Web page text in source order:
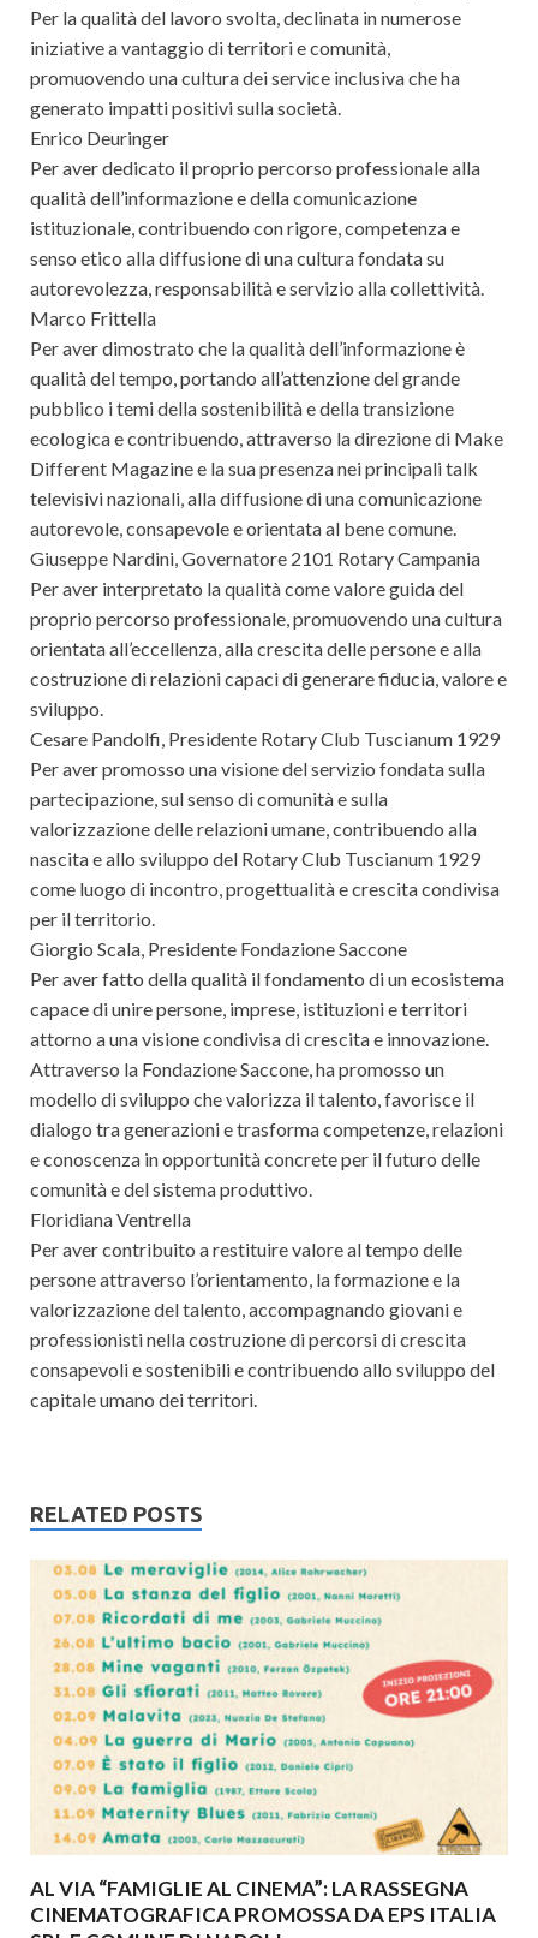
Per la qualità del lavoro svolta, declinata in numerose
iniziative a vantaggio di territori e comunità,
promuovendo una cultura dei service inclusiva che ha
generato impatti positivi sulla società.
Enrico Deuringer
Per aver dedicato il proprio percorso professionale alla
qualità dell’informazione e della comunicazione
istituzionale, contribuendo con rigore, competenza e
senso etico alla diffusione di una cultura fondata su
autorevolezza, responsabilità e servizio alla collettività.
Marco Frittella
Per aver dimostrato che la qualità dell’informazione è
qualità del tempo, portando all’attenzione del grande
pubblico i temi della sostenibilità e della transizione
ecologica e contribuendo, attraverso la direzione di Make
Different Magazine e la sua presenza nei principali talk
televisivi nazionali, alla diffusione di una comunicazione
autorevole, consapevole e orientata al bene comune.
Giuseppe Nardini, Governatore 2101 Rotary Campania
Per aver interpretato la qualità come valore guida del
proprio percorso professionale, promuovendo una cultura
orientata all’eccellenza, alla crescita delle persone e alla
costruzione di relazioni capaci di generare fiducia, valore e
sviluppo.
Cesare Pandolfi, Presidente Rotary Club Tuscianum 1929
Per aver promosso una visione del servizio fondata sulla
partecipazione, sul senso di comunità e sulla
valorizzazione delle relazioni umane, contribuendo alla
nascita e allo sviluppo del Rotary Club Tuscianum 1929
come luogo di incontro, progettualità e crescita condivisa
per il territorio.
Giorgio Scala, Presidente Fondazione Saccone
Per aver fatto della qualità il fondamento di un ecosistema
capace di unire persone, imprese, istituzioni e territori
attorno a una visione condivisa di crescita e innovazione.
Attraverso la Fondazione Saccone, ha promosso un
modello di sviluppo che valorizza il talento, favorisce il
dialogo tra generazioni e trasforma competenze, relazioni
e conoscenza in opportunità concrete per il futuro delle
comunità e del sistema produttivo.
Floridiana Ventrella
Per aver contribuito a restituire valore al tempo delle
persone attraverso l’orientamento, la formazione e la
valorizzazione del talento, accompagnando giovani e
professionisti nella costruzione di percorsi di crescita
consapevoli e sostenibili e contribuendo allo sviluppo del
capitale umano dei territori.
RELATED POSTS
AL VIA “FAMIGLIE AL CINEMA”: LA RASSEGNA
CINEMATOGRAFICA PROMOSSA DA EPS ITALIA